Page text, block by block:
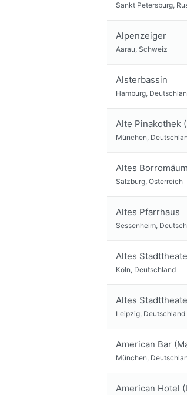
Sankt Petersburg,
Alpenzeiger
Aarau, Schweiz
Alsterbassin
Hamburg,
Alte Pinakothek
München,
Altes
Salzburg, Österreich
Altes Pfarrhaus
Sessenheim,
Altes
Köln, Deutschland
Altes
Leipzig, Deutschland
American Bar
München,
American Hotel